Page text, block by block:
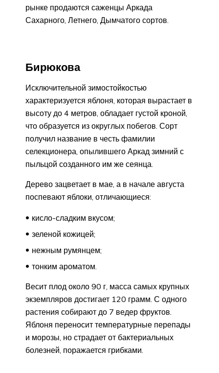
рынке продаются саженцы Аркада
Сахарного, Летнего, Дымчатого сортов.
Бирюкова
Исключительной зимостойкостью
характеризуется яблоня, которая вырастает в
высоту до 4 метров, обладает густой кроной,
что образуется из округлых побегов. Сорт
получил название в честь фамилии
селекционера, опылившего Аркад зимний с
пыльцой созданного им же сеянца.
Дерево зацветает в мае, а в начале августа
поспевают яблоки, отличающиеся:
кисло-сладким вкусом;
зеленой кожицей;
нежным румянцем;
тонким ароматом.
Весит плод около 90 г, масса самых крупных
экземпляров достигает 120 грамм. С одного
растения собирают до 7 ведер фруктов.
Яблоня переносит температурные перепады
и морозы, но страдает от бактериальных
болезней, поражается грибками.